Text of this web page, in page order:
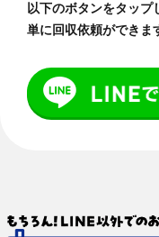
以下のボタンをタッ
単に回収依頼ができま